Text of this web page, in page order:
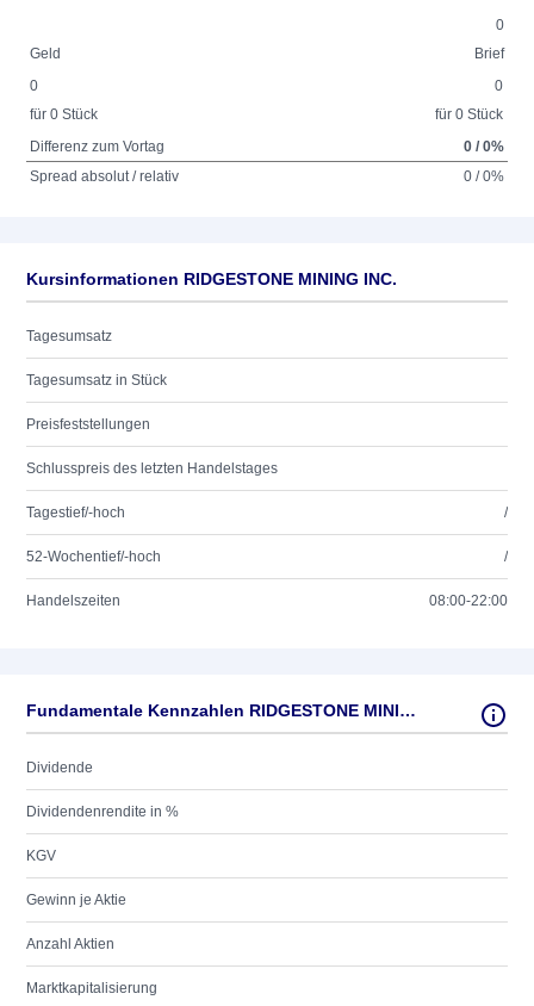
0
Geld
Brief
0
für 0 Stück
0
für 0 Stück
Differenz zum Vortag
0 / 0%
Spread absolut / relativ
0 / 0%
Kursinformationen RIDGESTONE MINING INC.
Tagesumsatz
Tagesumsatz in Stück
Preisfeststellungen
Schlusspreis des letzten Handelstages
Tagestief/-hoch /
52-Wochentief/-hoch /
Handelszeiten 08:00-22:00
Fundamentale Kennzahlen RIDGESTONE MINING INC.
Dividende
Dividendenrendite in %
KGV
Gewinn je Aktie
Anzahl Aktien
Marktkapitalisierung